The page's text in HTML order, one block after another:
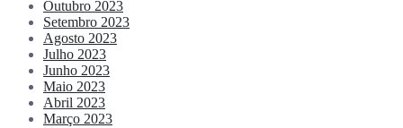
Outubro 2023
Setembro 2023
Agosto 2023
Julho 2023
Junho 2023
Maio 2023
Abril 2023
Março 2023